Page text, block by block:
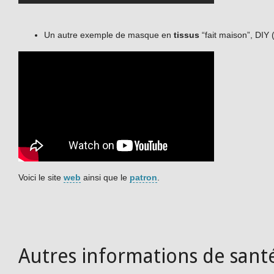
Un autre exemple de masque en tissus “fait maison”, DIY (
Voici le site web ainsi que le patron
Autres informations de